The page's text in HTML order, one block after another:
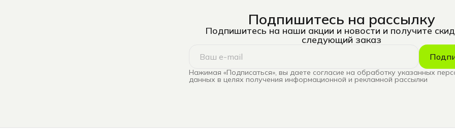
Подпишитесь на рассылку
Подпишитесь на наши акции и новости и получите
следующий заказ
Нажимая «Подписаться», вы даете согласие на обработку указанных
данных в целях получения информационной и рекламной рассылки